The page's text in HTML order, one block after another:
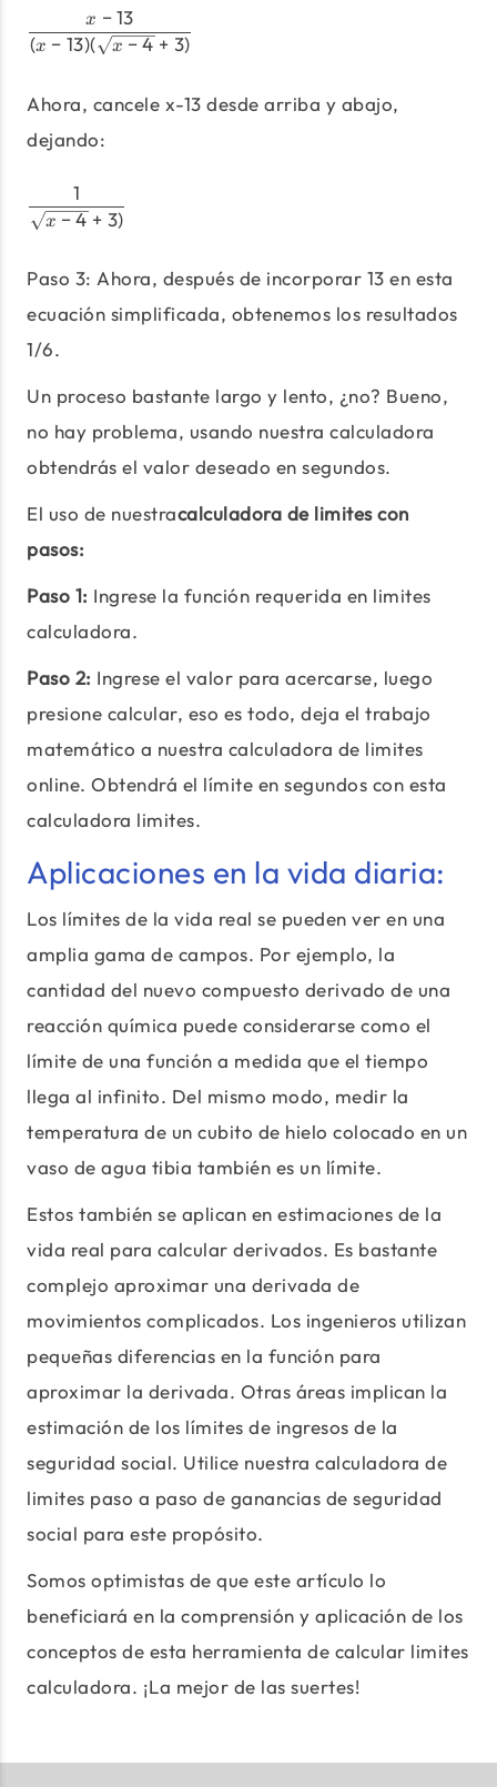
(x − 13)( x −4 + 3)
x −13
Ahora, cancele x-13 desde arriba y abajo,
dejando:
x −4 + 3)
1
Paso 3: Ahora, después de incorporar 13 en esta
ecuación simplificada, obtenemos los resultados
1/6.
Un proceso bastante largo y lento, ¿no? Bueno,
no hay problema, usando nuestra calculadora
obtendrás el valor deseado en segundos.
El uso de nuestracalculadora de limites con
pasos:
Paso 1: Ingrese la función requerida en limites
calculadora.
Paso 2: Ingrese el valor para acercarse, luego
presione calcular, eso es todo, deja el trabajo
matemático a nuestra calculadora de limites
online. Obtendrá el límite en segundos con esta
calculadora limites.
Aplicaciones en la vida diaria:
Los límites de la vida real se pueden ver en una
amplia gama de campos. Por ejemplo, la
cantidad del nuevo compuesto derivado de una
reacción química puede considerarse como el
límite de una función a medida que el tiempo
llega al infinito. Del mismo modo, medir la
temperatura de un cubito de hielo colocado en un
vaso de agua tibia también es un límite.
Estos también se aplican en estimaciones de la
vida real para calcular derivados. Es bastante
complejo aproximar una derivada de
movimientos complicados. Los ingenieros utilizan
pequeñas diferencias en la función para
aproximar la derivada. Otras áreas implican la
estimación de los límites de ingresos de la
seguridad social. Utilice nuestra calculadora de
limites paso a paso de ganancias de seguridad
social para este propósito.
Somos optimistas de que este artículo lo
beneficiará en la comprensión y aplicación de los
conceptos de esta herramienta de calcular limites
calculadora. ¡La mejor de las suertes!